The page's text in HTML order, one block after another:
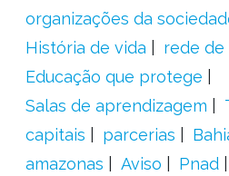
organizações da
História de vida
rede
Educação que protege
Salas de aprendizagem
capitais
parcerias
amazonas
Aviso Pnad